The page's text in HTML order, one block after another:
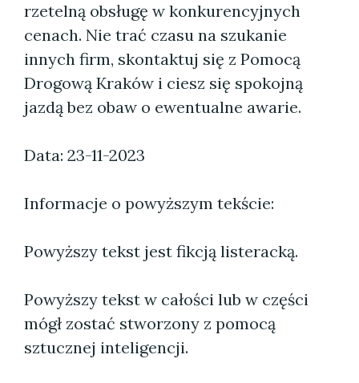
rzetelną obsługę w konkurencyjnych
cenach. Nie trać czasu na szukanie
innych firm, skontaktuj się z Pomocą
Drogową Kraków i ciesz się spokojną
jazdą bez obaw o ewentualne awarie.
Data: 23-11-2023
Informacje o powyższym tekście:
Powyższy tekst jest fikcją listeracką.
Powyższy tekst w całości lub w części
mógł zostać stworzony z pomocą
sztucznej inteligencji.